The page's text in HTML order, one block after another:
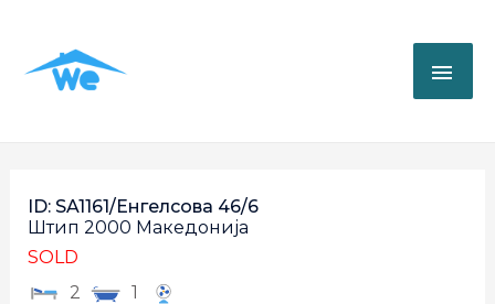
ID: SA1161/Енгелсова 46/6
Штип 2000 Македонија
SOLD
2
1